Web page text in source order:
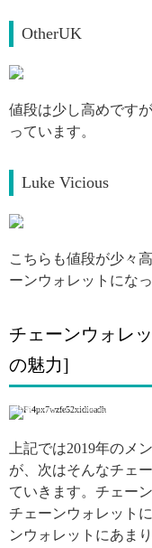
OtherUK
引用: https://static-buyma-
値段は少し高めです
っています。
Luke Vicious
引用: https://static-buyma-
こちらも値段が少々
ーンウォレットになっ
チェーンウォレ
の魅力]
引用: https://www.instagram.com/p/
上記では2019年のメ
が、次はそんなチェ
ていきます。チェー
チェーンウォレット
ンウォレットにあま